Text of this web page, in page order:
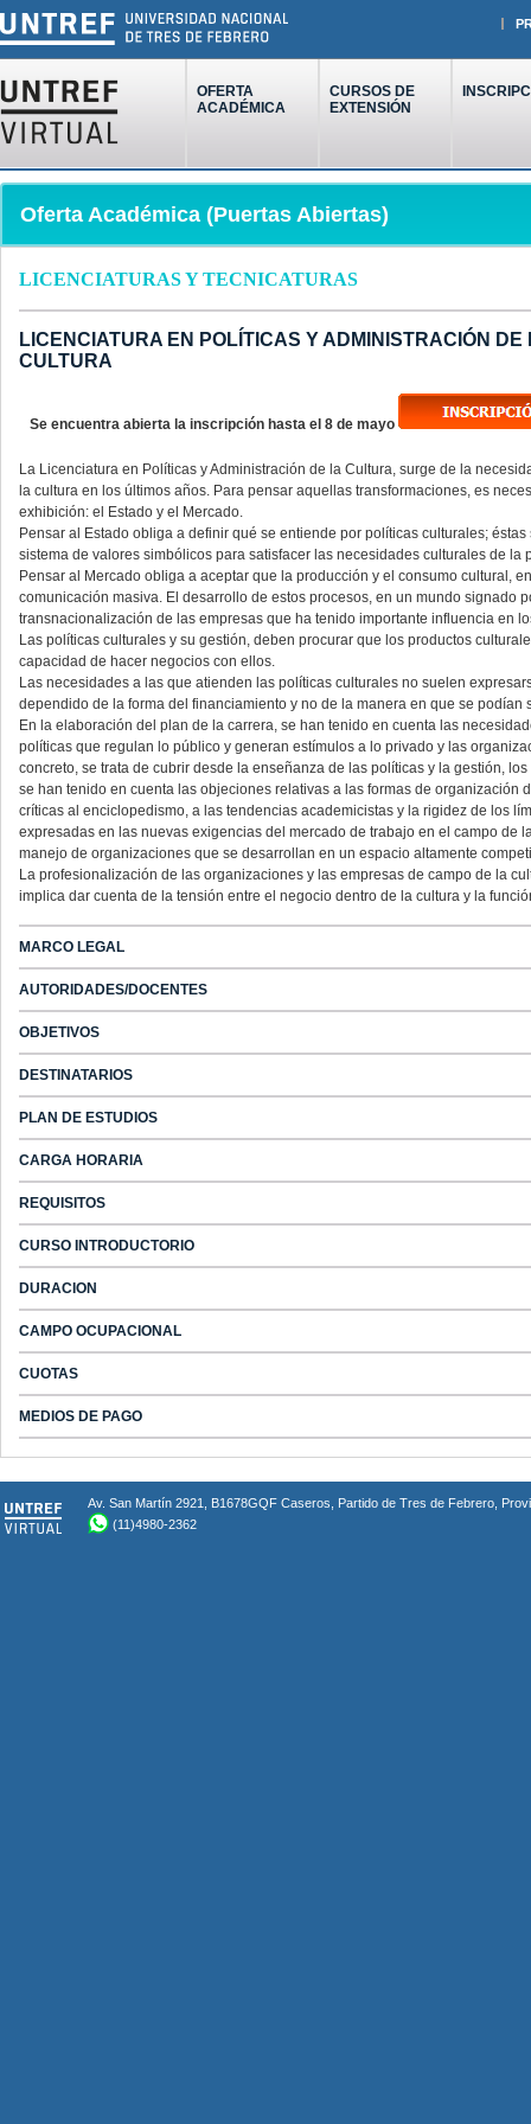
OFERTA
ACADÉMICA
CURSOS DE
EXTENSIÓN
Oferta Académica (Puertas Abiertas)
LICENCIATURAS Y TECNICATURAS
LICENCIATURA EN POLÍTICAS Y ADMINISTRACIÓN
CULTURA
Se encuentra abierta la inscripción hasta el 8 de mayo
La Licenciatura en Políticas y Administración de la Cultura, surge de la
la cultura en los últimos años. Para pensar aquellas transformaciones, es
exhibición: el Estado y el Mercado.
Pensar al Estado obliga a definir qué se entiende por políticas culturales;
sistema de valores simbólicos para satisfacer las necesidades culturales de
Pensar al Mercado obliga a aceptar que la producción y el consumo cultural,
comunicación masiva. El desarrollo de estos procesos, en un mundo
transnacionalización de las empresas que ha tenido importante influencia en
Las políticas culturales y su gestión, deben procurar que los productos
capacidad de hacer negocios con ellos.
Las necesidades a las que atienden las políticas culturales no suelen
dependido de la forma del financiamiento y no de la manera en que se
En la elaboración del plan de la carrera, se han tenido en cuenta las
políticas que regulan lo público y generan estímulos a lo privado y las
concreto, se trata de cubrir desde la enseñanza de las políticas y la gestión,
se han tenido en cuenta las objeciones relativas a las formas de
críticas al enciclopedismo, a las tendencias academicistas y la rigidez de los
expresadas en las nuevas exigencias del mercado de trabajo en el campo
manejo de organizaciones que se desarrollan en un espacio altamente
La profesionalización de las organizaciones y las empresas de campo de la
implica dar cuenta de la tensión entre el negocio dentro de la cultura y la
MARCO LEGAL
AUTORIDADES/DOCENTES
OBJETIVOS
DESTINATARIOS
PLAN DE ESTUDIOS
CARGA HORARIA
REQUISITOS
CURSO INTRODUCTORIO
DURACION
CAMPO OCUPACIONAL
CUOTAS
MEDIOS DE PAGO
Av. San Martín 2921, B1678GQF Caseros, Partido de Tres de Febrero,
(11)4980-2362